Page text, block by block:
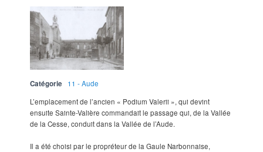
Catégorie
11 - Aude
L’emplacement de l’ancien « Podium Valerii », qui devint
ensuite Sainte-Valière commandait le passage qui, de la Vallée
de la Cesse, conduit dans la Vallée de l’Aude.
Il a été choisi par le propréteur de la Gaule Narbonnaise,